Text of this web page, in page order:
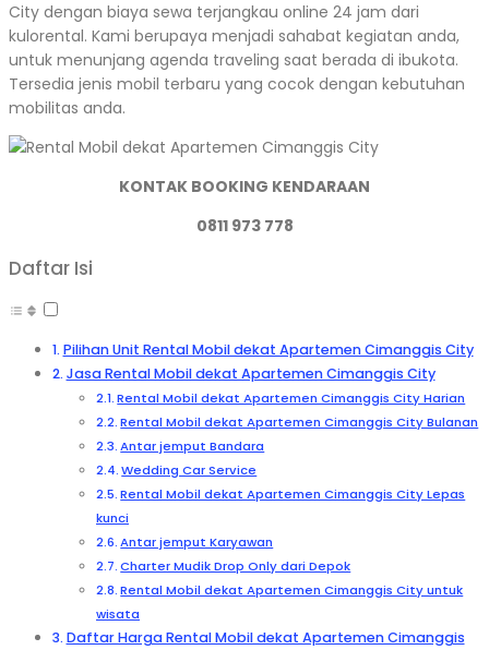
City dengan biaya sewa terjangkau online 24 jam dari
kulorental. Kami berupaya menjadi sahabat kegiatan anda,
untuk menunjang agenda traveling saat berada di ibukota.
Tersedia jenis mobil terbaru yang cocok dengan kebutuhan
mobilitas anda.
KONTAK BOOKING KENDARAAN
0811 973 778
Daftar Isi
Pilihan Unit Rental Mobil dekat Apartemen Cimanggis City
Jasa Rental Mobil dekat Apartemen Cimanggis City
Rental Mobil dekat Apartemen Cimanggis City Harian
Rental Mobil dekat Apartemen Cimanggis City Bulanan
Antar jemput Bandara
Wedding Car Service
Rental Mobil dekat Apartemen Cimanggis City Lepas
kunci
Antar jemput Karyawan
Charter Mudik Drop Only dari Depok
Rental Mobil dekat Apartemen Cimanggis City untuk
wisata
Daftar Harga Rental Mobil dekat Apartemen Cimanggis